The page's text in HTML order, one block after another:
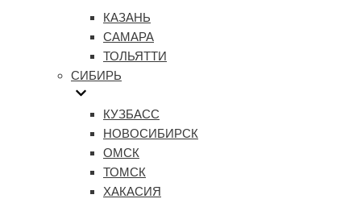
КАЗАНЬ
САМАРА
ТОЛЬЯТТИ
СИБИРЬ
КУЗБАСС
НОВОСИБИРСК
ОМСК
ТОМСК
ХАКАСИЯ